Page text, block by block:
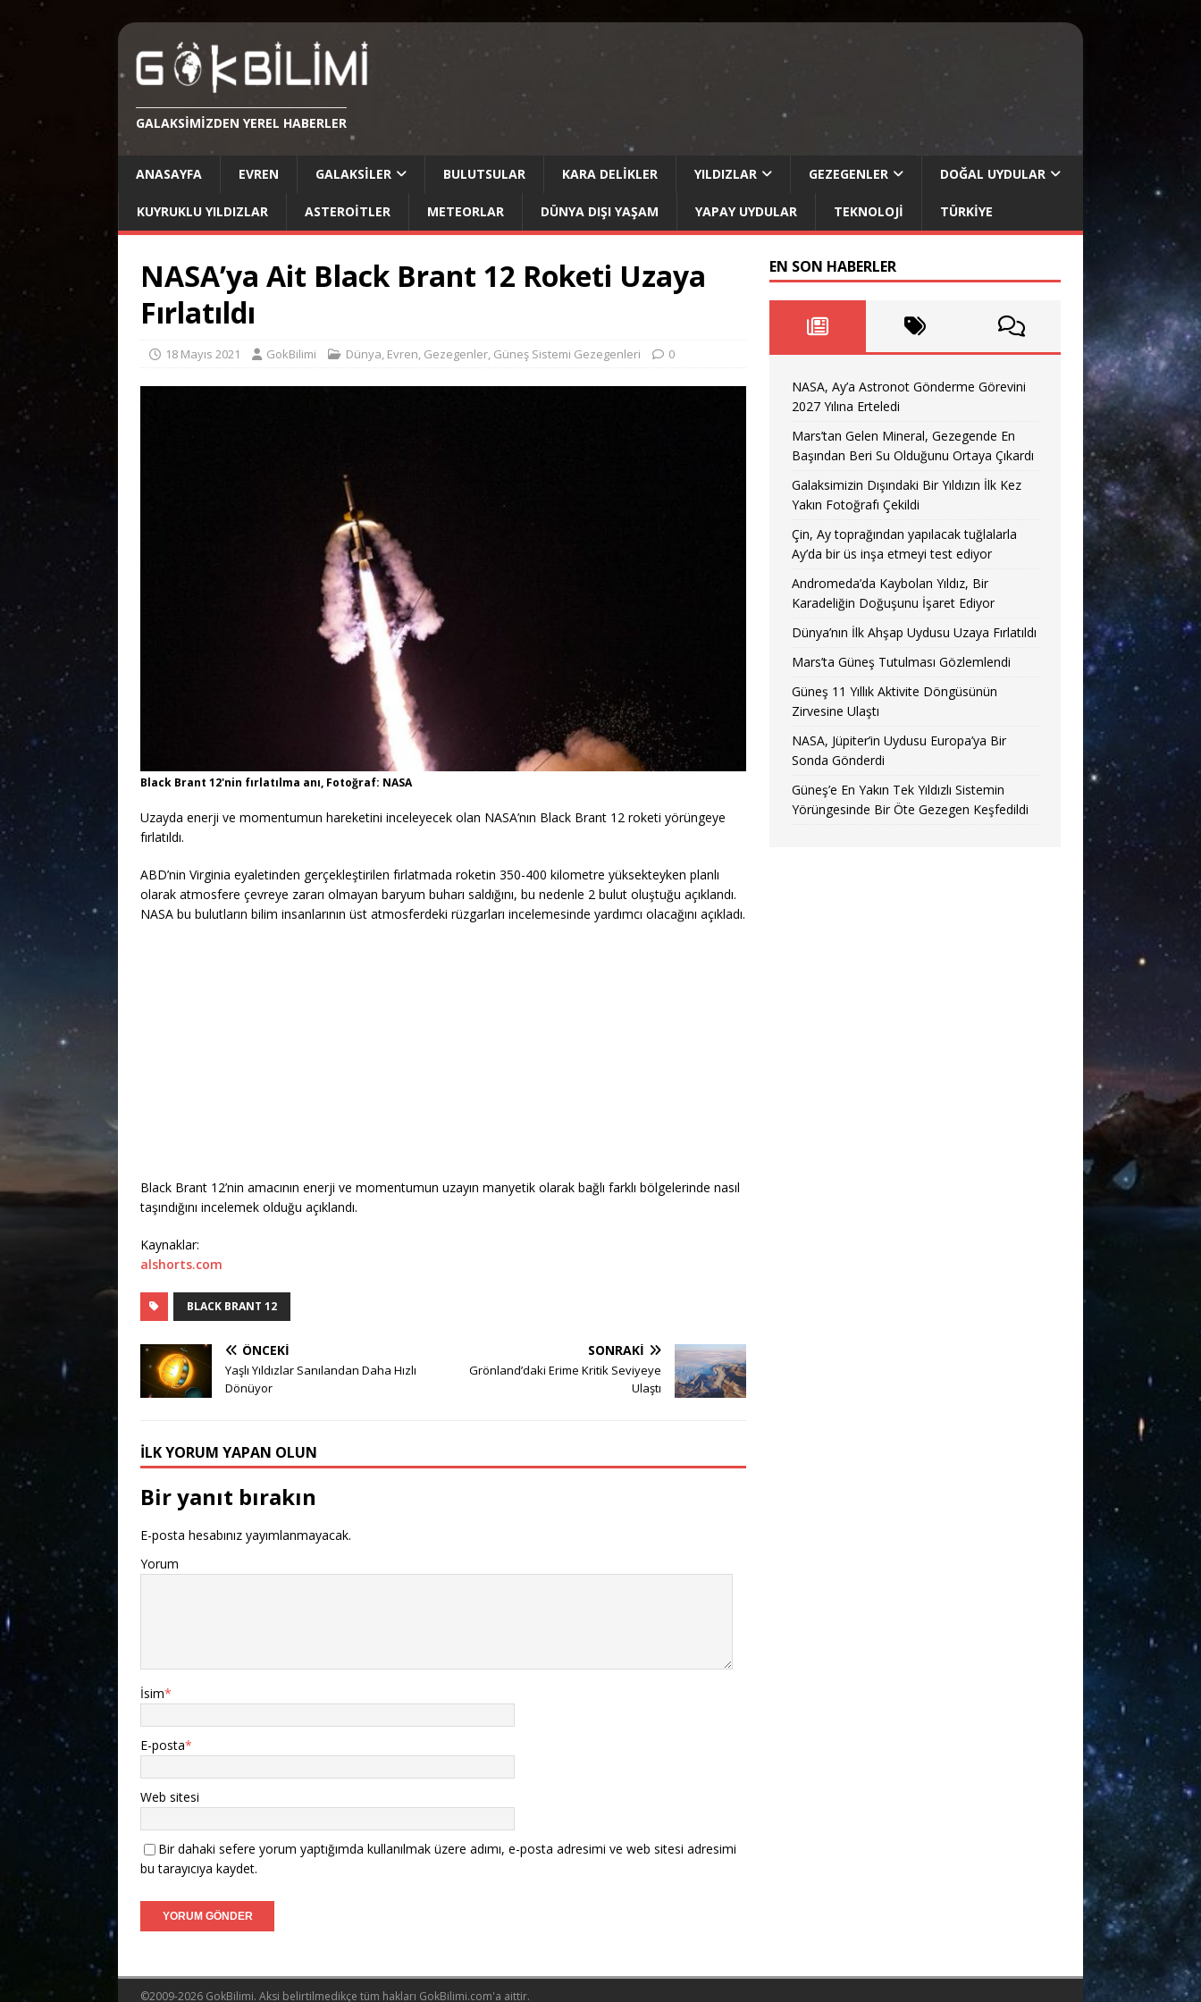
GALAKSIMIZDEN YEREL HABERLER
ANASAYFA EVREN GALAKSILER BULUTSULAR KARA DELIKLER YILDIZLAR GEZEGENLER DOĞAL UYDULAR
KUYRUKLU YILDIZLAR ASTEROITLER METEORLAR DÜNYA DIŞI YAŞAM YAPAY UYDULAR TEKNOLOJI TÜRKIYE
NASA’ya Ait Black Brant 12 Roketi Uzaya
Fırlatıldı
18 Mayıs 2021 GokBilimi Dünya, Evren, Gezegenler, Güneş Sistemi Gezegenleri 0
Black Brant 12'nin fırlatılma anı, Fotoğraf: NASA
Uzayda enerji ve momentumun hareketini inceleyecek olan NASA’nın Black Brant 12 roketi yörüngeye
fırlatıldı.
ABD’nin Virginia eyaletinden gerçekleştirilen fırlatmada roketin 350-400 kilometre yüksekteyken planlı
olarak atmosfere çevreye zararı olmayan baryum buharı saldığını, bu nedenle 2 bulut oluştuğu açıklandı.
NASA bu bulutların bilim insanlarının üst atmosferdeki rüzgarları incelemesinde yardımcı olacağını açıkladı.
Black Brant 12’nin amacının enerji ve momentumun uzayın manyetik olarak bağlı farklı bölgelerinde nasıl
taşındığını incelemek olduğu açıklandı.
Kaynaklar:
alshorts.com
BLACK BRANT 12
ÖNCEKI
Yaşlı Yıldızlar Sanılandan Daha Hızlı
Dönüyor
SONRAKI
Grönland’daki Erime Kritik Seviyeye
Ulaştı
İLK YORUM YAPAN OLUN
Bir yanıt bırakın
E-posta hesabınız yayımlanmayacak.
Yorum
İsim*
E-posta*
Web sitesi
Bir dahaki sefere yorum yaptığımda kullanılmak üzere adımı, e-posta adresimi ve web sitesi adresimi
bu tarayıcıya kaydet.
EN SON HABERLER
NASA, Ay’a Astronot Gönderme Görevini
2027 Yılına Erteledi
Mars’tan Gelen Mineral, Gezegende En
Başından Beri Su Olduğunu Ortaya Çıkardı
Galaksimizin Dışındaki Bir Yıldızın İlk Kez
Yakın Fotoğrafı Çekildi
Çin, Ay toprağından yapılacak tuğlalarla
Ay’da bir üs inşa etmeyi test ediyor
Andromeda’da Kaybolan Yıldız, Bir
Karadeliğin Doğuşunu İşaret Ediyor
Dünya’nın İlk Ahşap Uydusu Uzaya Fırlatıldı
Mars’ta Güneş Tutulması Gözlemlendi
Güneş 11 Yıllık Aktivite Döngüsünün
Zirvesine Ulaştı
NASA, Jüpiter’in Uydusu Europa’ya Bir
Sonda Gönderdi
Güneş’e En Yakın Tek Yıldızlı Sistemin
Yörüngesinde Bir Öte Gezegen Keşfedildi
©2009-2026 GokBilimi. Aksi belirtilmedikçe tüm hakları GokBilimi.com'a aittir.